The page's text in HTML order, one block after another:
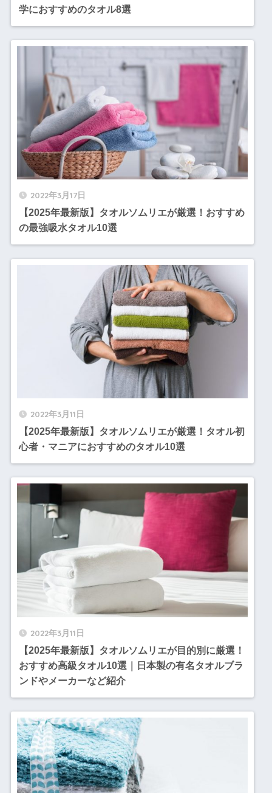
学におすすめのタオル8選
2022年3月17日
【2025年最新版】タオルソムリエが厳選！おすすめ
の最強吸水タオル10選
2022年3月11日
【2025年最新版】タオルソムリエが厳選！タオル初
心者・マニアにおすすめのタオル10選
2022年3月11日
【2025年最新版】タオルソムリエが目的別に厳選！
おすすめ高級タオル10選｜日本製の有名タオルブラ
ンドやメーカーなど紹介